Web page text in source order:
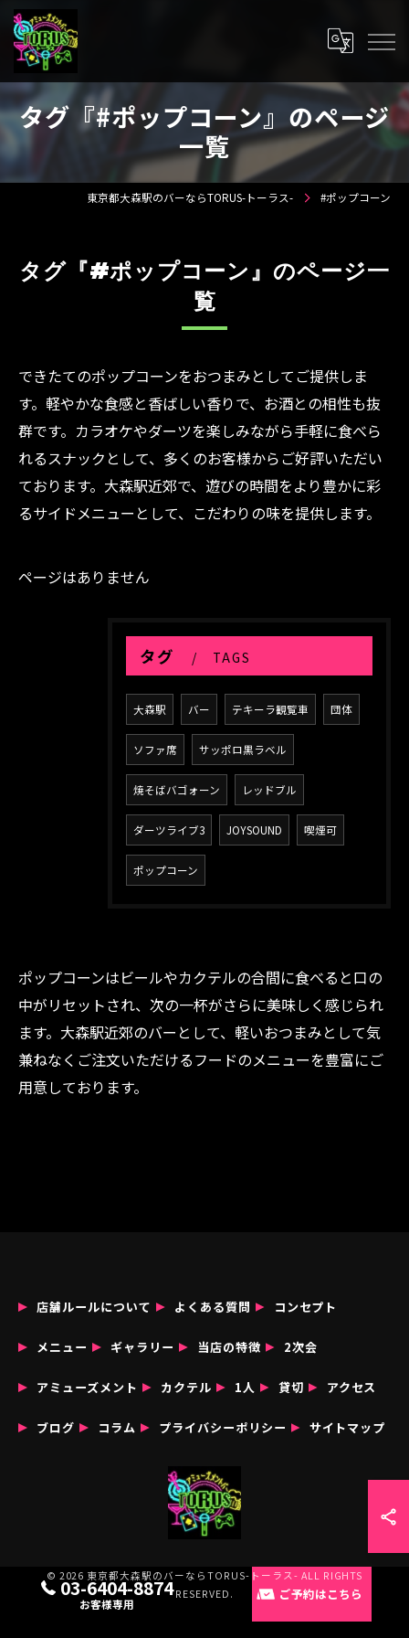
タグ『#ポップコーン』のページ
一覧
東京都大森駅のバーならTORUS-トーラス- #ポップコーン
タグ『#ポップコーン』のページ一
覧
できたてのポップコーンをおつまみとしてご提供しま
す。軽やかな食感と香ばしい香りで、お酒との相性も抜
群です。カラオケやダーツを楽しみながら手軽に食べら
れるスナックとして、多くのお客様からご好評いただい
ております。大森駅近郊で、遊びの時間をより豊かに彩
るサイドメニューとして、こだわりの味を提供します。
ページはありません
タグ TAGS
大森駅 バー テキーラ観覧車 団体
ソファ席 サッポロ黒ラベル
焼そばバゴォーン レッドブル
ダーツライブ3 JOYSOUND 喫煙可
ポップコーン
ポップコーンはビールやカクテルの合間に食べると口の
中がリセットされ、次の一杯がさらに美味しく感じられ
ます。大森駅近郊のバーとして、軽いおつまみとして気
兼ねなくご注文いただけるフードのメニューを豊富にご
用意しております。
03-6404-8874
お客様専用
ご予約はこちら
店舗ルールについて よくある質問 コンセプト
メニュー ギャラリー 当店の特徴 2次会
アミューズメント カクテル 1人 貸切 アクセス
ブログ コラム プライバシーポリシー サイトマップ
© 2026 東京都大森駅のバーならTORUS-トーラス- ALL RIGHTS
RESERVED.
ご予約はこちら